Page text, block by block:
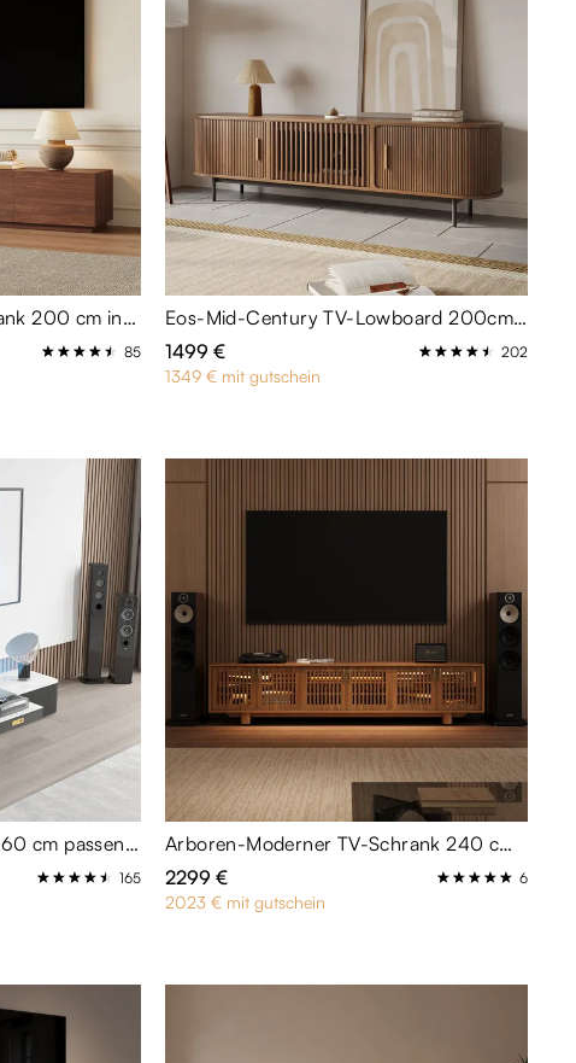
Minimalistischer TV-Schrank 200 cm in Walnuss-Optik mit 2 Schubladen - Medienkonsole
85
Eos-Mid-Century TV-Lowboard 200cm mit Tambour-Türen & 5 Fächern | Nussbaum-Optik
1499 €
202
1349 € mit gutschein
Moderner TV-Lowboard 160 cm passend für Projektor & Heimkino mit weißer Sinterstein-Platte | modernes Entertainment-Center - montiert
165
Arboren-Moderner TV-Schrank 240 cm in Walnuss-Optik mit Belüftung - Medienkonsole
2299 €
6
2023 € mit gutschein